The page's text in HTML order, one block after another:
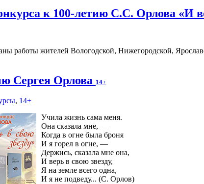
к 100-летию С.С. Орлова «И
работы жителей Вологодской, Нижегородской,
Сергея Орлова 14+
, 14+
Учила жизнь сама меня.
Она сказала мне, —
Когда в огне была броня
И я горел в огне, —
Держись, сказала мне она,
И верь в свою звезду,
Я на земле всего одна,
И я не подведу... (С. Орлов)